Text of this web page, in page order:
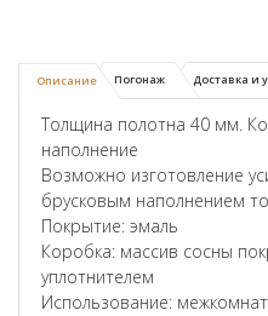
Описание Погонаж Доставка и
Толщина полотна 40 мм.
наполнение
Возможно изготовление
брусковым наполнением
Покрытие: эмаль
Коробка: массив сосны
уплотнителем
Использование: